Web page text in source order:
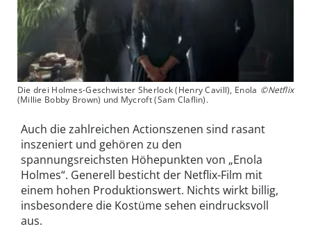
Die drei Holmes-Geschwister Sherlock (Henry Cavill), Enola
(Millie Bobby Brown) und Mycroft (Sam Claflin).
©Netflix
Auch die zahlreichen Actionszenen sind rasant
inszeniert und gehören zu den
spannungsreichsten Höhepunkten von „Enola
Holmes“. Generell besticht der Netflix-Film mit
einem hohen Produktionswert. Nichts wirkt billig,
insbesondere die Kostüme sehen eindrucksvoll
aus.